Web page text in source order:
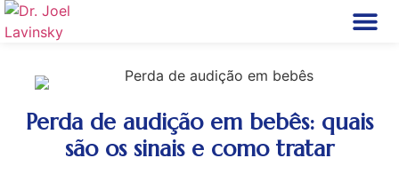
Perda de audição em bebês: quais
são os sinais e como tratar